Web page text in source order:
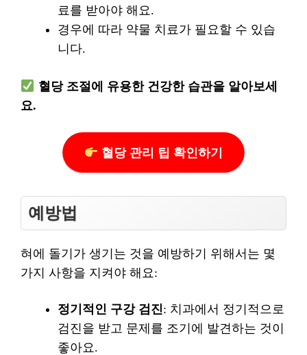
료를 받아야 해요.
경우에 따라 약물 치료가 필요할 수 있습
니다.
혈당 조절에 유용한 건강한 습관을 알아보세
요.
혈당 관리 팁 확인하기
예방법
혀에 돌기가 생기는 것을 예방하기 위해서는 몇
가지 사항을 지켜야 해요:
정기적인 구강 검진: 치과에서 정기적으로
검진을 받고 문제를 조기에 발견하는 것이
좋아요.